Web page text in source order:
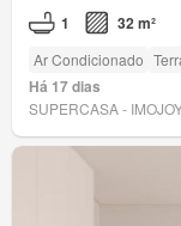
1 32 m²
Ar Condicionado
Há 17 dias
SUPERCASA -